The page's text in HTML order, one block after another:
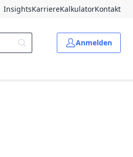
InsightsKarriereKalkulatorKontakt
Anmelden